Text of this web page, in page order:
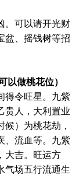
。可以请开光财
盆、摇钱树等招
以做桃花位）
得令旺星。九紫
贵人，大利置业
）为桃花劫，
、流血等。九紫
大吉。旺运方
气场五行流通生